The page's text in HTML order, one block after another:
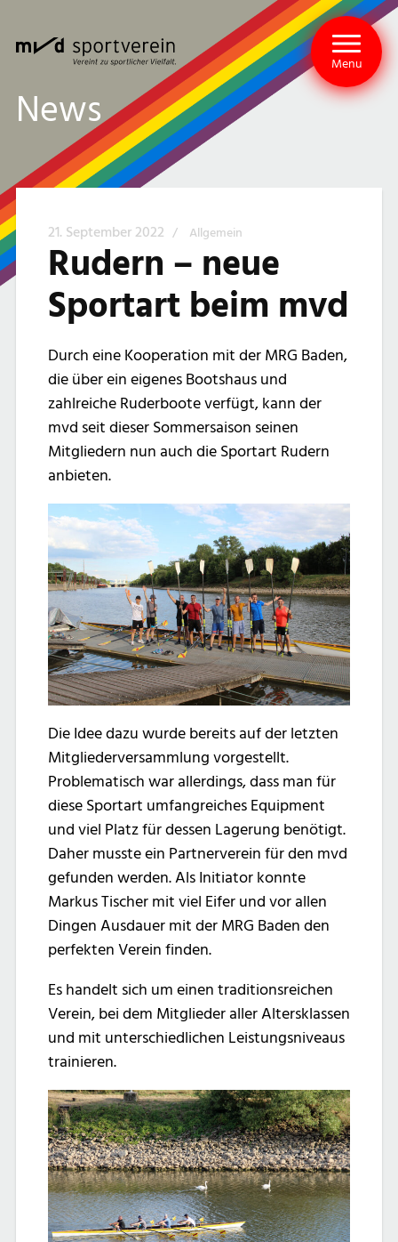
Menu
News
21. September 2022 / Allgemein
Rudern – neue
Sportart beim mvd
Durch eine Kooperation mit der MRG Baden,
die über ein eigenes Bootshaus und
zahlreiche Ruderboote verfügt, kann der
mvd seit dieser Sommersaison seinen
Mitgliedern nun auch die Sportart Rudern
anbieten.
Die Idee dazu wurde bereits auf der letzten
Mitgliederversammlung vorgestellt.
Problematisch war allerdings, dass man für
diese Sportart umfangreiches Equipment
und viel Platz für dessen Lagerung benötigt.
Daher musste ein Partnerverein für den mvd
gefunden werden. Als Initiator konnte
Markus Tischer mit viel Eifer und vor allen
Dingen Ausdauer mit der MRG Baden den
perfekten Verein finden.
Es handelt sich um einen traditionsreichen
Verein, bei dem Mitglieder aller Altersklassen
und mit unterschiedlichen Leistungsniveaus
trainieren.